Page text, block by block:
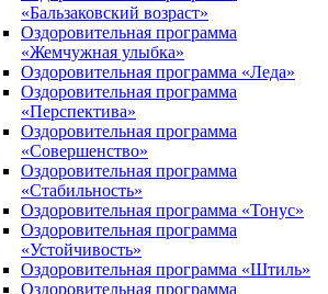
«Бальзаковский возраст»
Оздоровительная программа
«Жемчужная улыбка»
Оздоровительная программа «Леда»
Оздоровительная программа
«Перспектива»
Оздоровительная программа
«Совершенство»
Оздоровительная программа
«Стабильность»
Оздоровительная программа «Тонус»
Оздоровительная программа
«Устойчивость»
Оздоровительная программа «Штиль»
Оздоровительная программа